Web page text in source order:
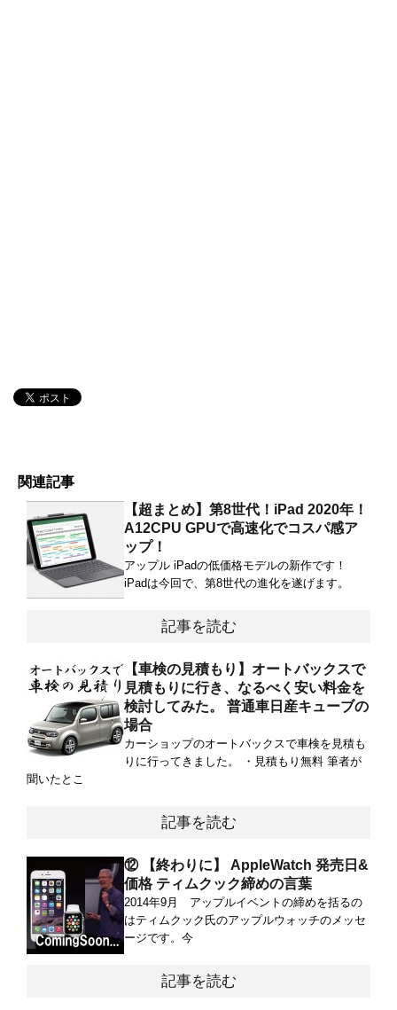
関連記事
【超まとめ】第8世代！iPad 2020年！
A12CPU GPUで高速化でコスパ感ア
ップ！
アップル iPadの低価格モデルの新作です！
iPadは今回で、第8世代の進化を遂げます。
記事を読む
【車検の見積もり】オートバックスで
見積もりに行き、なるべく安い料金を
検討してみた。 普通車日産キューブの
場合
カーショップのオートバックスで車検を見積も
りに行ってきました。 ・見積もり無料 筆者が
聞いたとこ
記事を読む
⑫ 【終わりに】 AppleWatch 発売日&
価格 ティムクック締めの言葉
2014年9月 アップルイベントの締めを括るの
はティムクック氏のアップルウォッチのメッセ
ージです。今
記事を読む